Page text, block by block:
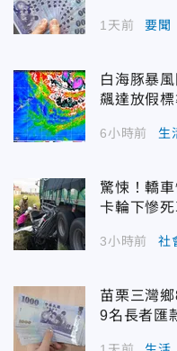
1天前 要聞
白海豚暴
飆達放假
6小時前 生
驚悚！轎
卡輪下慘
3小時前 社
苗栗三灣
9名長者匯